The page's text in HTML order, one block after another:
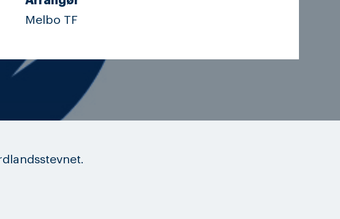
Melbo TF